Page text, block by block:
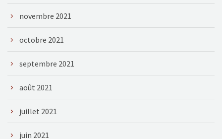
novembre 2021
octobre 2021
septembre 2021
août 2021
juillet 2021
juin 2021